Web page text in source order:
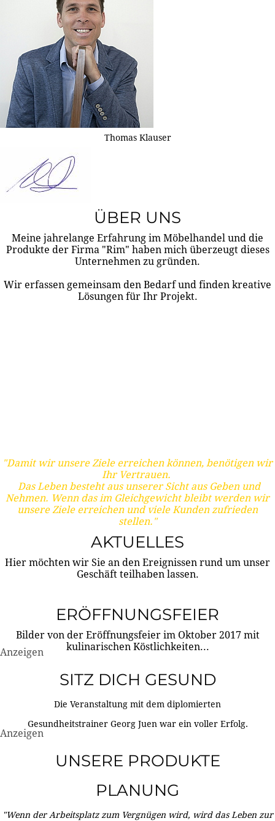
Thomas Klauser
ÜBER UNS
Meine jahrelange Erfahrung im Möbelhandel und die
Produkte der Firma "Rim" haben mich überzeugt dieses
Unternehmen zu gründen.
Wir erfassen gemeinsam den Bedarf und finden kreative
Lösungen für Ihr Projekt.
"Damit wir unsere Ziele erreichen können, benötigen wir
Ihr Vertrauen.
Das Leben besteht aus unserer Sicht aus Geben und
Nehmen. Wenn das im Gleichgewicht bleibt werden wir
unsere Ziele erreichen und viele Kunden zufrieden
stellen."
AKTUELLES
Hier möchten wir Sie an den Ereignissen rund um unser
Geschäft teilhaben lassen.
ERÖFFNUNGSFEIER
Bilder von der Eröffnungsfeier im Oktober 2017 mit
kulinarischen Köstlichkeiten...
Anzeigen
SITZ DICH GESUND
Die Veranstaltung mit dem diplomierten
Gesundheitstrainer Georg Juen war ein voller Erfolg.
Anzeigen
UNSERE PRODUKTE
PLANUNG
"Wenn der Arbeitsplatz zum Vergnügen wird, wird das Leben zur